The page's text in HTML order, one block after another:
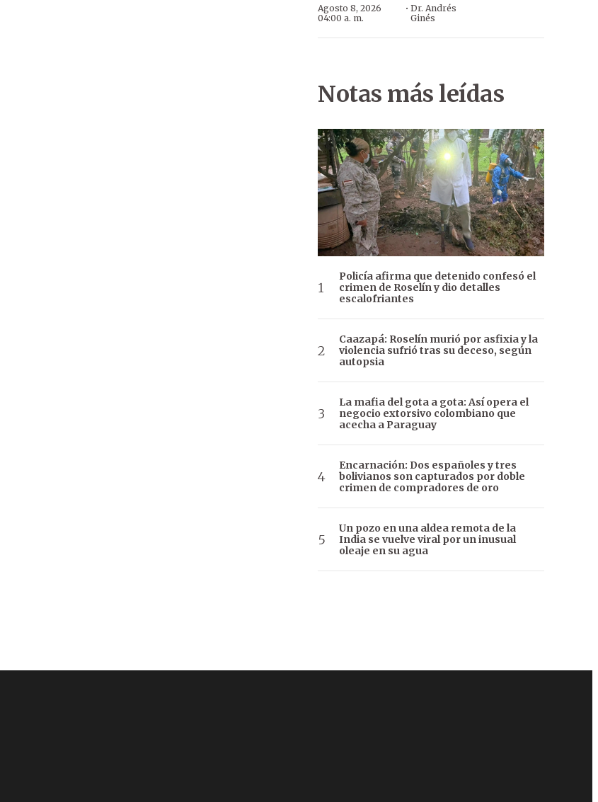
Agosto 8, 2026
04:00 a. m.
·Dr. Andrés
Ginés
Notas más leídas
Policía afirma que detenido confesó el
crimen de Roselín y dio detalles
escalofriantes
Caazapá: Roselín murió por asfixia y la
violencia sufrió tras su deceso, según
autopsia
La mafia del gota a gota: Así opera el
negocio extorsivo colombiano que
acecha a Paraguay
Encarnación: Dos españoles y tres
bolivianos son capturados por doble
crimen de compradores de oro
Un pozo en una aldea remota de la
India se vuelve viral por un inusual
oleaje en su agua